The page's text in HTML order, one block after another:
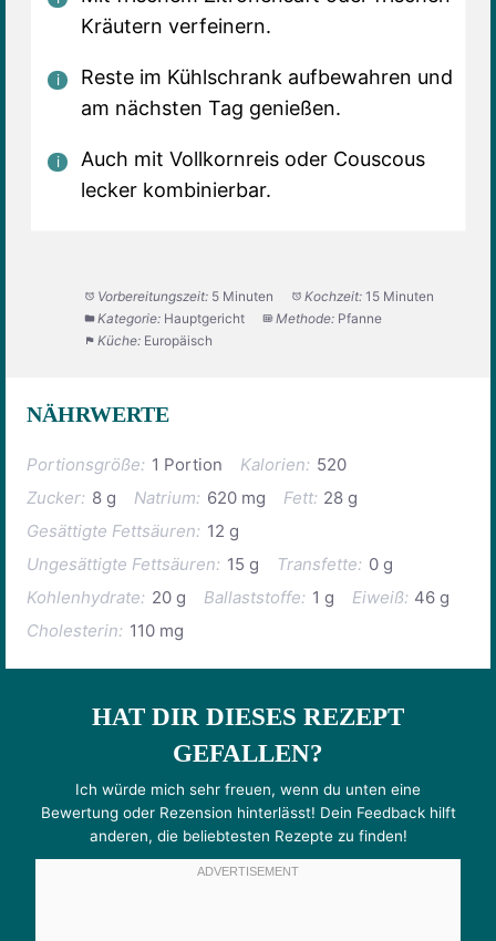
Kräutern verfeinern.
Reste im Kühlschrank aufbewahren und
am nächsten Tag genießen.
Auch mit Vollkornreis oder Couscous
lecker kombinierbar.
Vorbereitungszeit: 5 Minuten Kochzeit: 15 Minuten
Kategorie: Hauptgericht Methode: Pfanne
Küche: Europäisch
NÄHRWERTE
Portionsgröße: 1 Portion Kalorien: 520
Zucker: 8 g Natrium: 620 mg Fett: 28 g
Gesättigte Fettsäuren: 12 g
Ungesättigte Fettsäuren: 15 g Transfette: 0 g
Kohlenhydrate: 20 g Ballaststoffe: 1 g Eiweiß: 46 g
Cholesterin: 110 mg
HAT DIR DIESES REZEPT
GEFALLEN?
Ich würde mich sehr freuen, wenn du unten eine
Bewertung oder Rezension hinterlässt! Dein Feedback hilft
anderen, die beliebtesten Rezepte zu finden!